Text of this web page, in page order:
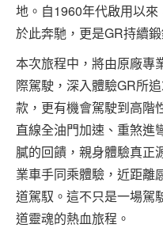
地。自1960年代啟用以
於此奔馳，更是GR持續
本次旅程中，將由原廠專
際駕駛，深入體驗GR所
款，更有機會駕駛到高階
直線全油門加速、重煞進
膩的回饋，親身體驗真正
業車手同乘體驗，近距離
道駕馭。這不只是一場駕
道靈魂的熱血旅程。